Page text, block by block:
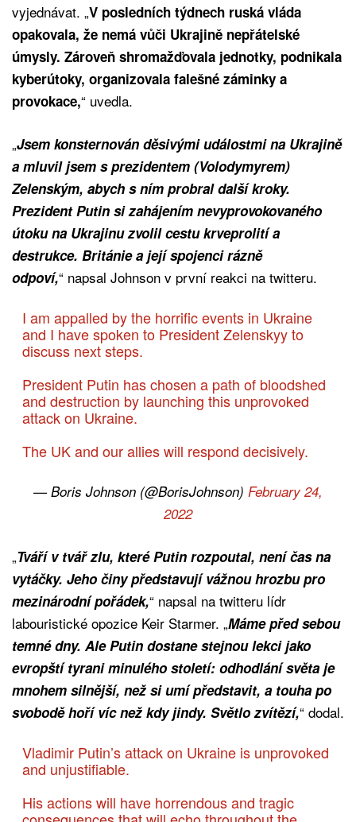
vyjednávat. „V posledních týdnech ruská vláda
opakovala, že nemá vůči Ukrajině nepřátelské
úmysly. Zároveň shromažďovala jednotky, podnikala
kyberútoky, organizovala falešné záminky a
provokace,“ uvedla.
„Jsem konsternován děsivými událostmi na Ukrajině
a mluvil jsem s prezidentem (Volodymyrem)
Zelenským, abych s ním probral další kroky.
Prezident Putin si zahájením nevyprovokovaného
útoku na Ukrajinu zvolil cestu krveprolití a
destrukce. Británie a její spojenci rázně
odpoví,“ napsal Johnson v první reakci na twitteru.
I am appalled by the horrific events in Ukraine
and I have spoken to President Zelenskyy to
discuss next steps.
President Putin has chosen a path of bloodshed
and destruction by launching this unprovoked
attack on Ukraine.
The UK and our allies will respond decisively.
— Boris Johnson (@BorisJohnson) February 24,
2022
„Tváří v tvář zlu, které Putin rozpoutal, není čas na
vytáčky. Jeho činy představují vážnou hrozbu pro
mezinárodní pořádek,“ napsal na twitteru lídr
labouristické opozice Keir Starmer. „Máme před sebou
temné dny. Ale Putin dostane stejnou lekci jako
evropští tyrani minulého století: odhodlání světa je
mnohem silnější, než si umí představit, a touha po
svobodě hoří víc než kdy jindy. Světlo zvítězí,“ dodal.
Vladimir Putin’s attack on Ukraine is unprovoked
and unjustifiable.
His actions will have horrendous and tragic